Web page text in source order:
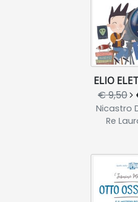
ELIO
€ 9,50
Nicastro
Re